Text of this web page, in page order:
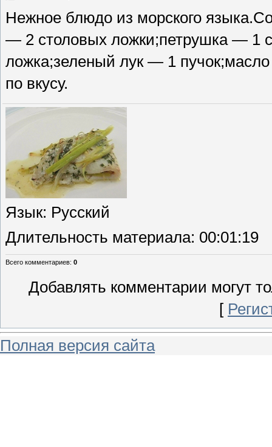
Нежное блюдо из морского
— 2 столовых ложки;петрушка — 1
ложка;зеленый лук — 1
по вкусу.
Язык: Русский
Длительность материала: 00:01:19
Всего комментариев: 0
Добавлять комментарии могут
[
Полная версия сайта